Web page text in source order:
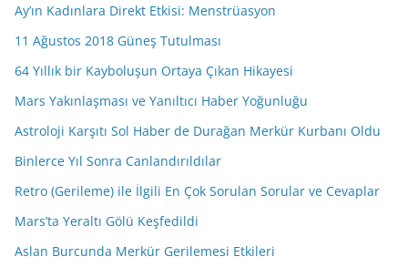
Ay’ın Kadınlara Direkt Etkisi: Menstrüasyon
11 Ağustos 2018 Güneş Tutulması
64 Yıllık bir Kayboluşun Ortaya Çıkan Hikayesi
Mars Yakınlaşması ve Yanıltıcı Haber Yoğunluğu
Astroloji Karşıtı Sol Haber de Durağan Merkür Kurbanı Oldu
Binlerce Yıl Sonra Canlandırıldılar
Retro (Gerileme) ile İlgili En Çok Sorulan Sorular ve Cevaplar
Mars’ta Yeraltı Gölü Keşfedildi
Aslan Burcunda Merkür Gerilemesi Etkileri